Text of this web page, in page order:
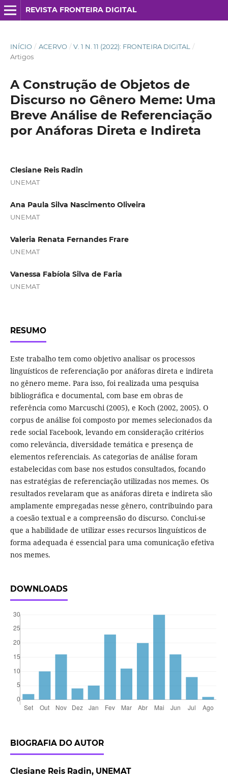
REVISTA FRONTEIRA DIGITAL
INÍCIO / ACERVO / V. 1 N. 11 (2022): FRONTEIRA DIGITAL
/
Artigos
A Construção de Objetos de
Discurso no Gênero Meme: Uma
Breve Análise de Referenciação
por Anáforas Direta e Indireta
Clesiane Reis Radin
UNEMAT
Ana Paula Silva Nascimento Oliveira
UNEMAT
Valeria Renata Fernandes Frare
UNEMAT
Vanessa Fabíola Silva de Faria
UNEMAT
RESUMO
Este trabalho tem como objetivo analisar os processos
linguísticos de referenciação por anáforas direta e indireta
no gênero meme. Para isso, foi realizada uma pesquisa
bibliográfica e documental, com base em obras de
referência como Marcuschi (2005), e Koch (2002, 2005). O
corpus de análise foi composto por memes selecionados da
rede social Facebook, levando em consideração critérios
como relevância, diversidade temática e presença de
elementos referenciais. As categorias de análise foram
estabelecidas com base nos estudos consultados, focando
nas estratégias de referenciação utilizadas nos memes. Os
resultados revelaram que as anáforas direta e indireta são
amplamente empregadas nesse gênero, contribuindo para
a coesão textual e a compreensão do discurso. Conclui-se
que a habilidade de utilizar esses recursos linguísticos de
forma adequada é essencial para uma comunicação efetiva
nos memes.
DOWNLOADS
BIOGRAFIA DO AUTOR
Clesiane Reis Radin, UNEMAT